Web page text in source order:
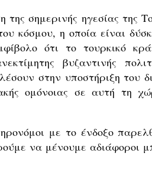
σημερινής ηγεσίας της
κόσμου, η οποία είναι
ότι το τουρκικό
βυζαντινής
στην υποστήριξη του
ομόνοιας σε αυτή τη
με το ένδοξο
να μένουμε αδιάφοροι